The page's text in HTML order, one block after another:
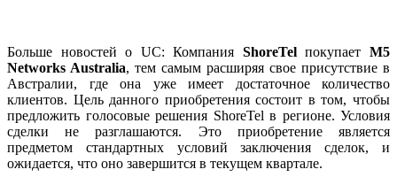
Больше новостей о UC: Компания ShoreTelпокупаетM5
Networks Australia, тем самым расширяя свое присутствие в
Австралии, где она уже имеет достаточное количество
клиентов. Цель данного приобретения состоит в том, чтобы
предложить голосовые решения ShoreTel в регионе. Условия
сделки не разглашаются. Это приобретение является
предметом стандартных условий заключения сделок, и
ожидается, что оно завершится в текущем квартале.